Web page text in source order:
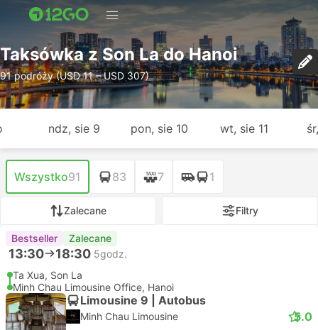
Taksówka z Son La do Hanoi
91 podróży (USD 11 – USD 307)
ndz, sie 9 pon, sie 10 wt, sie 11
Wszystko91 83 7 1
Zalecane Filtry
Bestseller Zalecane
13:30 18:30 5godz.
Ta Xua, Son La
Minh Chau Limousine Office, Hanoi
Limousine 9 | Autobus
Minh Chau Limousine 5.0